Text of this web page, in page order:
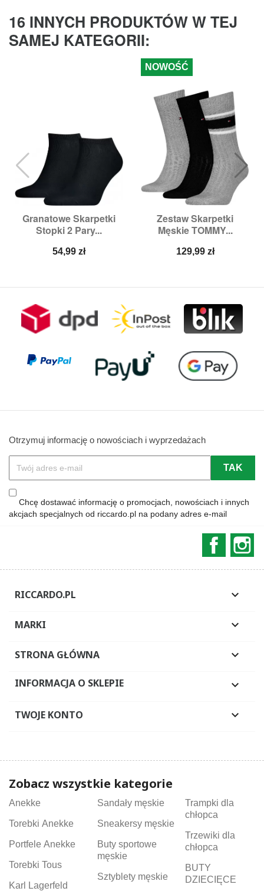
16 INNYCH PRODUKTÓW W TEJ
SAMEJ KATEGORII:
Granatowe Skarpetki
Stopki 2 Pary...
Cena
54,99 zł
Zestaw Skarpetki
Męskie TOMMY...
Cena
129,99 zł
NOWOŚĆ
Otrzymuj informację o nowościach i wyprzedażach
Chcę dostawać informację o promocjach, nowościach i innych
akcjach specjalnych od riccardo.pl na podany adres e-mail
RICCARDO.PL 
MARKI 
STRONA GŁÓWNA 
INFORMACJA O SKLEPIE 
TWOJE KONTO 
Zobacz wszystkie kategorie
Anekke
Torebki Anekke
Portfele Anekke
Torebki Tous
Karl Lagerfeld
Sandały męskie
Sneakersy męskie
Buty sportowe
męskie
Sztyblety męskie
Trampki dla
chłopca
Trzewiki dla
chłopca
BUTY
DZIECIĘCE